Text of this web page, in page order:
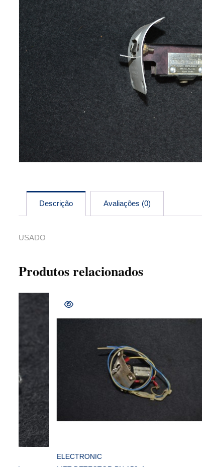
Descrição Avaliações (0)
USADO
Produtos relacionados
ELECTRONIC